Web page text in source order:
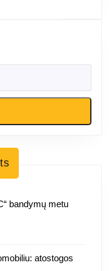
bandymų metu
atostogos